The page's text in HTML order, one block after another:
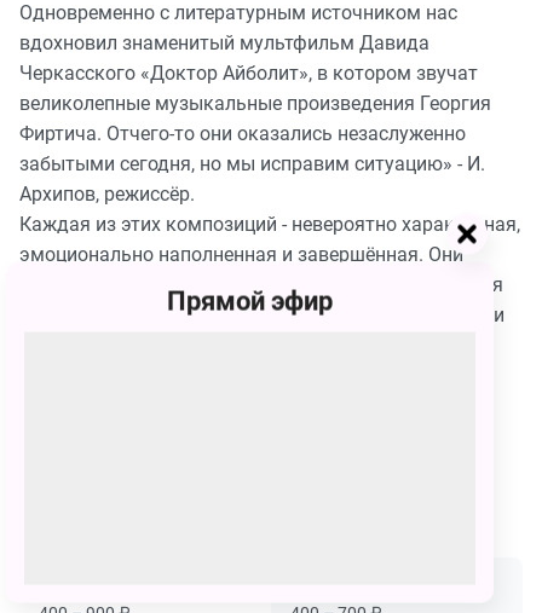
Одновременно с литературным источником нас
вдохновил знаменитый мультфильм Давида
Черкасского «Доктор Айболит», в котором звучат
великолепные музыкальные произведения Георгия
Фиртича. Отчего-то они оказались незаслуженно
забытыми сегодня, но мы исправим ситуацию» - И.
Архипов, режиссёр.
Каждая из этих композиций - невероятно характерная,
эмоционально наполненная и завершённая. Они
написаны будто специально для сцены. В них - целая
кладезь для актерских импровизаций. А в сочетании
Прямой эфир